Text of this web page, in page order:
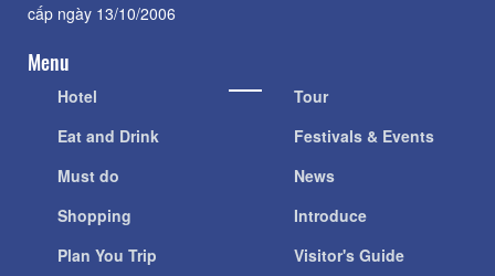
cấp ngày 13/10/2006
Menu
Hotel
Eat and Drink
Must do
Shopping
Plan You Trip
Tour
Festivals & Events
News
Introduce
Visitor's Guide